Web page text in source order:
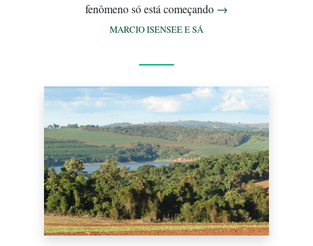
fenômeno só está começando →
MARCIO ISENSEE E SÁ